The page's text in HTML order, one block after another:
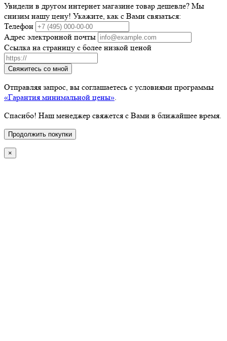
Увидели в другом интернет магазине товар дешевле? Мы
снизим нашу цену! Укажите, как с Вами связаться:
Телефон
Адрес электронной почты
Ссылка на страницу с более низкой ценой
Свяжитесь со мной
Отправляя запрос, вы соглашаетесь с условиями программы
«Гарантия минимальной цены».
Спасибо! Наш менеджер свяжется с Вами в ближайшее время.
Продолжить покупки
×